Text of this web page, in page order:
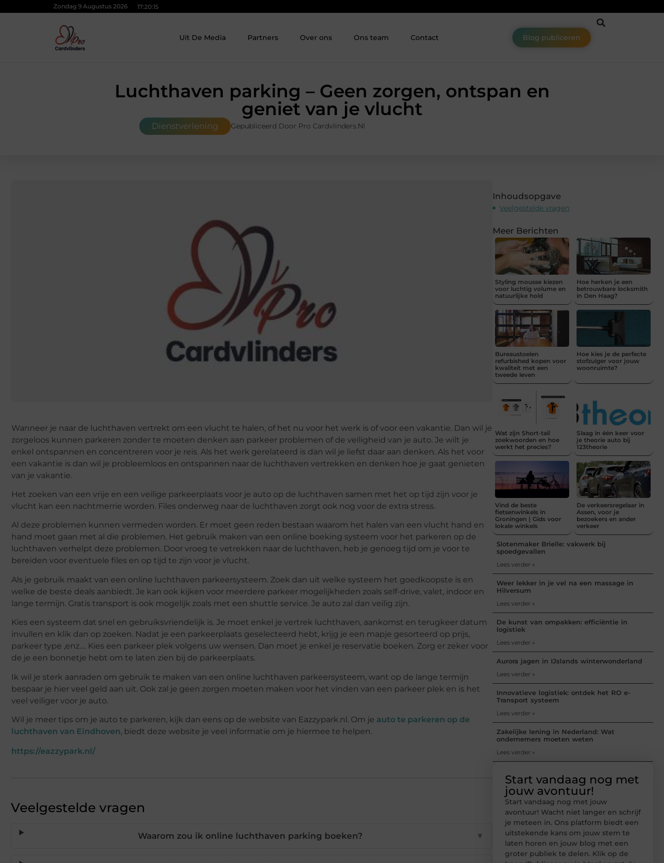
Zondag 9 Augustus 2026 17:20:16
Uit De Media Partners Over ons Ons team Contact Blog publiceren
Luchthaven parking – Geen zorgen, ontspan en
geniet van je vlucht
Dienstverlening Gepubliceerd Door Pro Cardvlinders.nl
Wanneer je naar de luchthaven vertrekt om een vlucht te halen, of het nu voor het werk is of voor een vakantie. Dan wil je
zorgeloos kunnen parkeren zonder te moeten denken aan parkeer problemen of de veiligheid van je auto. Je wilt je
enkel ontspannen en concentreren voor je reis. Als het werk gerelateerd is dan wil je liefst daar aan denken. Als het voor
een vakantie is dan wil je probleemloos en ontspannen naar de luchthaven vertrekken en denken hoe je gaat genieten
van je vakantie.
Het zoeken van een vrije en een veilige parkeerplaats voor je auto op de luchthaven samen met het op tijd zijn voor je
vlucht kan een nachtmerrie worden. Files onderweg naar de luchthaven zorgt ook nog voor de extra stress.
Al deze problemen kunnen vermeden worden. Er moet geen reden bestaan waarom het halen van een vlucht hand en
hand moet gaan met al die problemen. Het gebruik maken van een online boeking systeem voor het parkeren op de
luchthaven verhelpt deze problemen. Door vroeg te vetrekken naar de luchthaven, heb je genoeg tijd om je voor te
bereiden voor eventuele files en op tijd te zijn voor je vlucht.
Als je gebruik maakt van een online luchthaven parkeersysteem. Zoek dan uit welke systeem het goedkoopste is en
welke de beste deals aanbiedt. Je kan ook kijken voor meerdere parkeer mogelijkheden zoals self-drive, valet, indoor en
lange termijn. Gratis transport is ook mogelijk zoals met een shuttle service. Je auto zal dan veilig zijn.
Kies een systeem dat snel en gebruiksvriendelijk is. Je moet enkel je vertrek luchthaven, aankomst en terugkeer datum
invullen en klik dan op zoeken. Nadat je een parkeerplaats geselecteerd hebt, krijg je een mapje gesorteerd op prijs,
parkeer type ,enz…. Kies een parkeer plek volgens uw wensen. Dan moet je enkel je reservatie boeken. Zorg er zeker voor
de je een bonnetje hebt om te laten zien bij de parkeerplaats.
Ik wil je sterk aanraden om gebruik te maken van een online luchthaven parkeersysteem, want op de lange termijn
bespaar je hier veel geld aan uit. Ook zal je geen zorgen moeten maken voor het vinden van een parkeer plek en is het
veel veiliger voor je auto.
Wil je meer tips om je auto te parkeren, kijk dan eens op de website van Eazzypark.nl. Om je auto te parkeren op de
luchthaven van Eindhoven, biedt deze website je veel informatie om je hiermee te helpen.
https://eazzypark.nl/
Veelgestelde vragen
Waarom zou ik online luchthaven parking boeken? ▼
Inhoudsopgave
Veelgestelde vragen
Meer Berichten
Styling mousse kiezen
voor luchtig volume en
natuurlijke hold
Hoe herken je een
betrouwbare locksmith
in Den Haag?
Bureaustoelen
refurbished kopen voor
kwaliteit met een
tweede leven
Hoe kies je de perfecte
stofzuiger voor jouw
woonruimte?
Wat zijn Short-tail
zoekwoorden en hoe
werkt het precies?
Slaag in één keer voor
je theorie auto bij
123theorie
Vind de beste
fietsenwinkels in
Groningen | Gids voor
lokale winkels
De verkeersregelaar in
Assen, voor je
bezoekers en ander
verkeer
Slotenmaker Brielle: vakwerk bij
spoedgevallen
Lees verder »
Weer lekker in je vel na een massage in
Hilversum
Lees verder »
De kunst van ompakken: efficiëntie in
logistiek
Lees verder »
Aurora jagen in IJslands winterwonderland
Lees verder »
Innovatieve logistiek: ontdek het RO e-
Transport systeem
Lees verder »
Zakelijke lening in Nederland: Wat
ondernemers moeten weten
Lees verder »
Start vandaag nog met
jouw avontuur!
Start vandaag nog met jouw
avontuur! Wacht niet langer en schrijf
je meteen in. Ons platform biedt een
uitstekende kans om jouw stem te
laten horen en jouw blog met een
groter publiek te delen. Klik op de